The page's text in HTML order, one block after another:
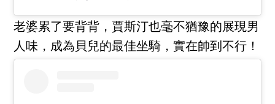
老婆累了要背背，賈斯汀也毫不猶豫的展現男
人味，成為貝兒的最佳坐騎，實在帥到不行！